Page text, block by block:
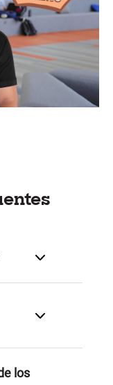
junto con la
los